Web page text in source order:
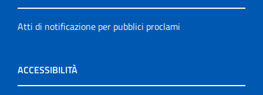
Atti di notificazione per pubblici proclami
ACCESSIBILITÀ